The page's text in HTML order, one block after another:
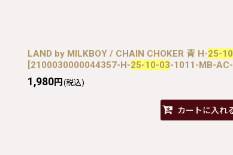
LAND by MILKBOY / CHAIN CHOKER 青 H-25-
[2100030000044357-H-25-10-03-1011-MB-
1,980円 (税込)
カートに入れ